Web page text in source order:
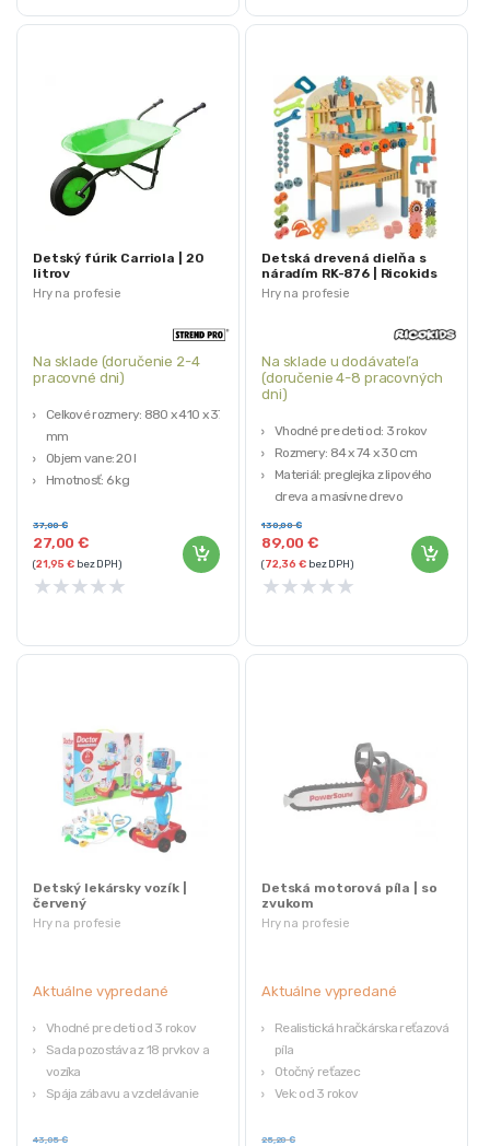
Hry na profesie
Detský fúrik Carriola | 20
litrov
Na sklade (doručenie 2-4
pracovné dni)
Celkové rozmery: 880 x 410 x 370
mm
Objem vane: 20 l
Hmotnosť: 6 kg
STREND PRO
27,00€
37,00€
(21,95€bez DPH)
★★★★★
Hry na profesie
Detská drevená dielňa s
náradím RK-876 | Ricokids
Na sklade u dodávateľa
(doručenie 4-8 pracovných
dni)
Vhodné pre deti od: 3 rokov
Rozmery: 84 x 74 x 30 cm
Materiál: preglejka z lipového
dreva a masívne drevo
Rozvíja manuálne zručnosti
dieťaťa
Podporuje učenie hrou
89,00€
130,00€
(72,36€bez DPH)
★★★★★
Hry na profesie
Detský lekársky vozík |
červený
Aktuálne vypredané
Vhodné pre deti od 3 rokov
Sada pozostáva z 18 prvkov a
vozíka
Spája zábavu a vzdelávanie
dievčatá aj chlapcov
43,05€
Hry na profesie
Detská motorová píla | so
zvukom
Aktuálne vypredané
Realistická hračkárska reťazová
píla
Otočný reťazec
Vek: od 3 rokov
25,20€